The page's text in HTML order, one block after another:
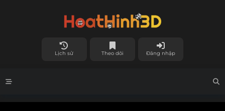
Lịch sử Theo dõi Đăng nhập